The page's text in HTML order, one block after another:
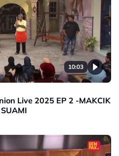
10:03
Live 2025 EP 2 -MAKCIK